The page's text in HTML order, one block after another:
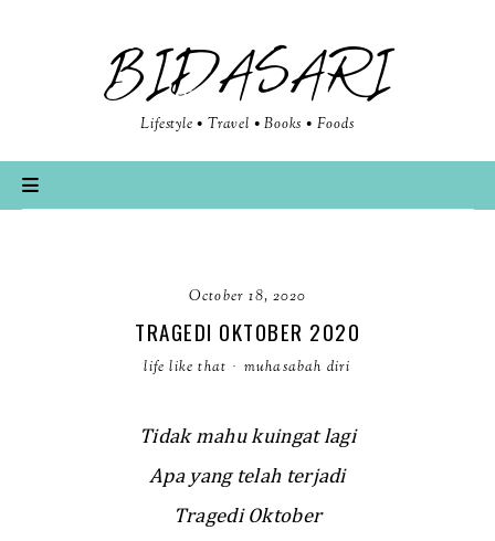
BIDASARI
Lifestyle • Travel • Books • Foods
October 18, 2020
TRAGEDI OKTOBER 2020
life like that · muhasabah diri
Tidak mahu kuingat lagi
Apa yang telah terjadi
Tragedi Oktober